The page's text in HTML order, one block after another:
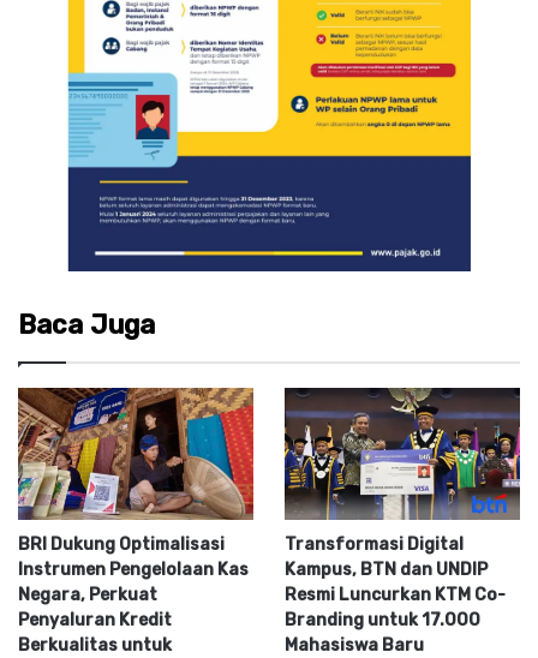
Baca Juga
BRI Dukung Optimalisasi
Instrumen Pengelolaan Kas
Negara, Perkuat
Penyaluran Kredit
Berkualitas untuk
Transformasi Digital
Kampus, BTN dan UNDIP
Resmi Luncurkan KTM Co-
Branding untuk 17.000
Mahasiswa Baru